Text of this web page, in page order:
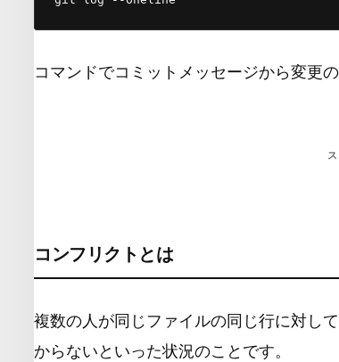
コマンドでコミットメッセージから変更
コンフリクトとは
複数の人が同じファイルの同じ行に対し
からないといった状況のことです。